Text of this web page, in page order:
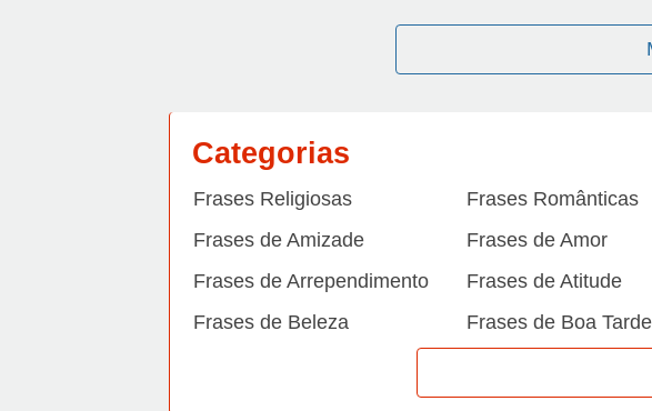
Categorias
Frases Religiosas Frases Românticas
Frases de Amizade
Frases de Amor
Frases de Arrependimento
Frases de Atitude
Frases de Beleza
Frases de Boa Tarde
Frases de Desculpa